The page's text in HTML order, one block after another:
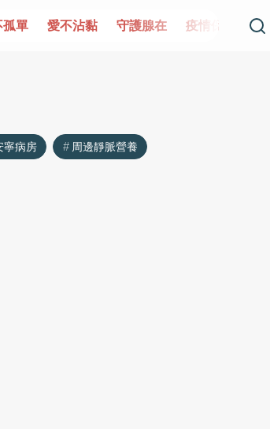
單 愛不沾黏 守護腺在 疫情保衛戰
寧病房 周邊靜脈營養